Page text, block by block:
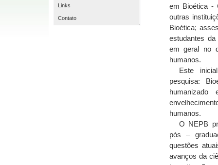
Links
Contato
em Bioética -
outras
Bioética;
estudantes
em geral no
humanos.
Este
pesquisa:
humanos.
O NEPB
pós –
questões
avanços da